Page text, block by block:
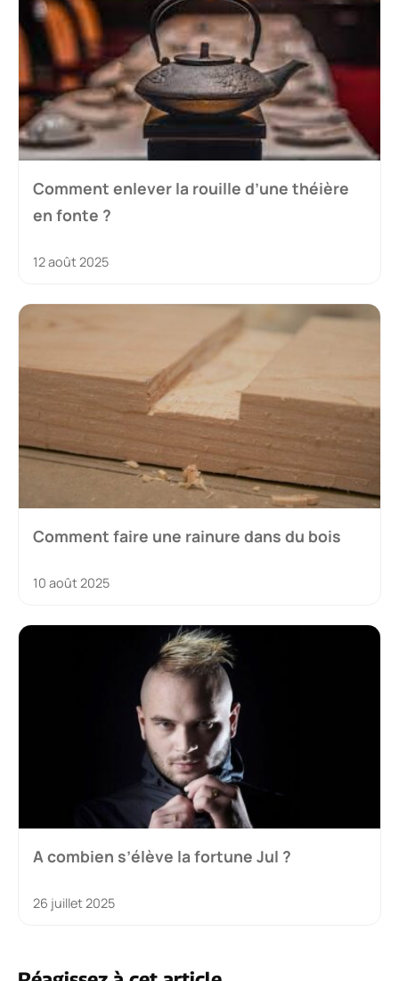
Comment enlever la rouille d’une théière
en fonte ?
12 août 2025
Comment faire une rainure dans du bois
10 août 2025
A combien s’élève la fortune Jul ?
26 juillet 2025